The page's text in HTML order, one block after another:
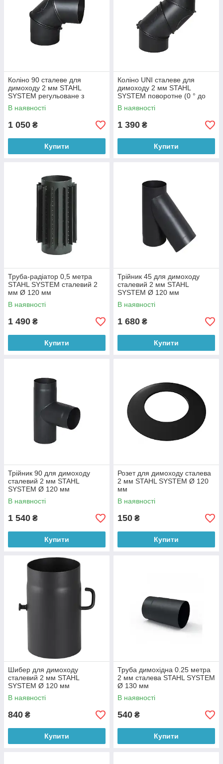
Коліно 90 сталеве для
димоходу 2 мм STAHL
SYSTEM регульоване з
ревізією Ø 120 мм
В наявності
1 050 ₴
Купити
Коліно UNI сталеве для
димоходу 2 мм STAHL
SYSTEM поворотне (0 ° до
90 °) Ø 120 мм
В наявності
1 390 ₴
Купити
Труба-радіатор 0,5 метра
STAHL SYSTEM сталевий 2
мм Ø 120 мм
В наявності
1 490 ₴
Купити
Трійник 45 для димоходу
сталевий 2 мм STAHL
SYSTEM Ø 120 мм
В наявності
1 680 ₴
Купити
Трійник 90 для димоходу
сталевий 2 мм STAHL
SYSTEM Ø 120 мм
В наявності
1 540 ₴
Купити
Розет для димоходу сталева
2 мм STAHL SYSTEM Ø 120
мм
В наявності
150 ₴
Купити
Шибер для димоходу
сталевий 2 мм STAHL
SYSTEM Ø 120 мм
В наявності
840 ₴
Купити
Труба димохідна 0.25 метра
2 мм сталева STAHL SYSTEM
Ø 130 мм
В наявності
540 ₴
Купити